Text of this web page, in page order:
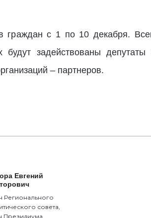
с 1 по 10 декабря.
задействованы
– партнеров.
Евгений
Регионального
совета,
Президиума